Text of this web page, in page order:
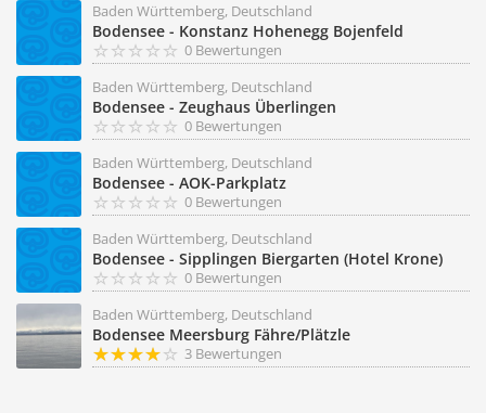
Baden Württemberg, Deutschland
Bodensee - Konstanz Hohenegg Bojenfeld
0 Bewertungen
Baden Württemberg, Deutschland
Bodensee - Zeughaus Überlingen
0 Bewertungen
Baden Württemberg, Deutschland
Bodensee - AOK-Parkplatz
0 Bewertungen
Baden Württemberg, Deutschland
Bodensee - Sipplingen Biergarten (Hotel Krone)
0 Bewertungen
Baden Württemberg, Deutschland
Bodensee Meersburg Fähre/Plätzle
3 Bewertungen